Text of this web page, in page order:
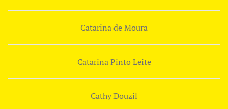
Catarina de Moura
Catarina Pinto Leite
Cathy Douzil